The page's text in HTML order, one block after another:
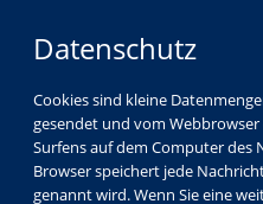
Datenschutz
Cookies sind kleine
gesendet und vom
Surfens auf dem Computer des
Browser speichert jede
genannt wird. Wenn Sie eine